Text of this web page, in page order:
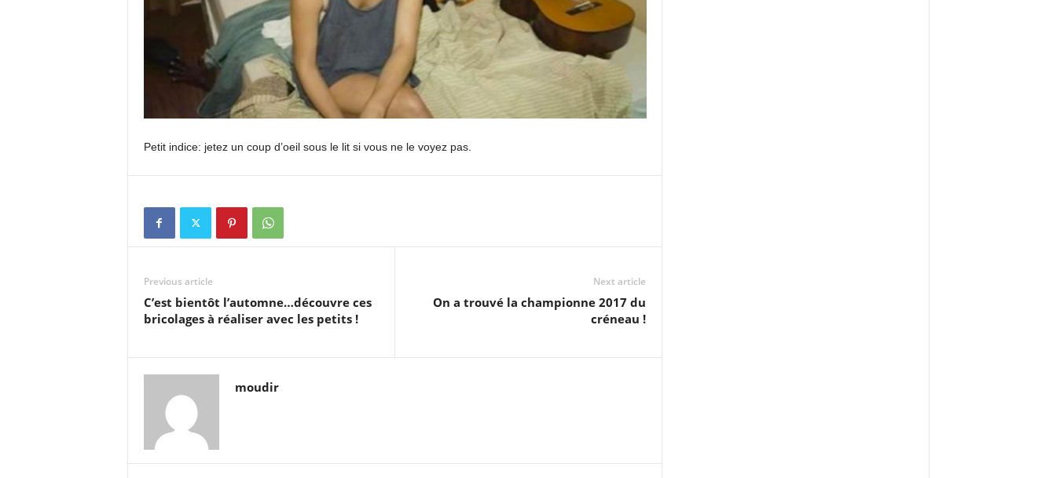
Petit indice: jetez un coup d’oeil sous le lit si vous ne le voyez pas.
Previous article
C’est bientôt l’automne…découvre ces
bricolages à réaliser avec les petits !
Next article
On a trouvé la championne 2017 du
créneau !
moudir